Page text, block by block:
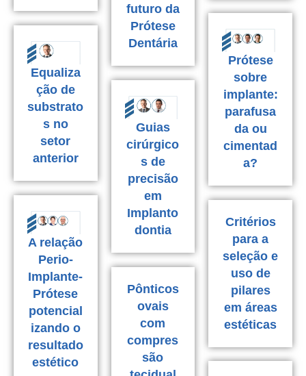
futuro da
Prótese
Dentária
Prótese
sobre
implante:
parafusa
da ou
cimentad
a?
Equaliza
ção de
substrato
s no
setor
anterior
Guias
cirúrgico
s de
precisão
em
Implanto
dontia
A relação
Perio-
Implante-
Prótese
potencial
izando o
resultado
estético
Critérios
para a
seleção e
uso de
pilares
em áreas
estéticas
Pônticos
ovais
com
compres
são